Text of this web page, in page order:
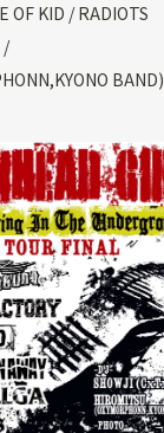
OF KID / RADIOTS
/
BAND)